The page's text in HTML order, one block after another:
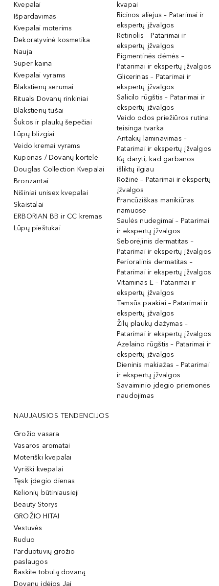
Kvepalai
Išpardavimas
Kvepalai moterims
Dekoratyvinė kosmetika
Nauja
Super kaina
Kvepalai vyrams
Blakstienų serumai
Rituals Dovanų rinkiniai
Blakstienų tušai
Šukos ir plaukų šepečiai
Lūpų blizgiai
Veido kremai vyrams
Kuponas / Dovanų kortelė
Douglas Collection Kvepalai
Bronzantai
Nišiniai unisex kvepalai
Skaistalai
ERBORIAN BB ir CC kremas
Lūpų pieštukai
kvapai
Ricinos aliejus – Patarimai ir
ekspertų įžvalgos
Retinolis – Patarimai ir
ekspertų įžvalgos
Pigmentinės dėmės –
Patarimai ir ekspertų įžvalgos
Glicerinas – Patarimai ir
ekspertų įžvalgos
Salicilo rūgštis – Patarimai ir
ekspertų įžvalgos
Veido odos priežiūros rutina:
teisinga tvarka
Antakių laminavimas –
Patarimai ir ekspertų įžvalgos
Ką daryti, kad garbanos
išliktų ilgiau
Rožinė – Patarimai ir ekspertų
įžvalgos
Prancūziškas manikiūras
namuose
Saulės nudegimai – Patarimai
ir ekspertų įžvalgos
Seborėjinis dermatitas –
Patarimai ir ekspertų įžvalgos
Perioralinis dermatitas –
Patarimai ir ekspertų įžvalgos
Vitaminas E – Patarimai ir
ekspertų įžvalgos
Tamsūs paakiai – Patarimai ir
ekspertų įžvalgos
Žilų plaukų dažymas –
Patarimai ir ekspertų įžvalgos
Azelaino rūgštis – Patarimai ir
ekspertų įžvalgos
Dieninis makiažas – Patarimai
ir ekspertų įžvalgos
Savaiminio įdegio priemonės
naudojimas
NAUJAUSIOS TENDENCIJOS
Grožio vasara
Vasaros aromatai
Moteriški kvepalai
Vyriški kvepalai
Tęsk įdegio dienas
Kelionių būtiniausieji
Beauty Storys
GROŽIO HITAI
Vestuvės
Ruduo
Parduotuvių grožio
paslaugos
Raskite tobulą dovaną
Dovanų idėjos Jai